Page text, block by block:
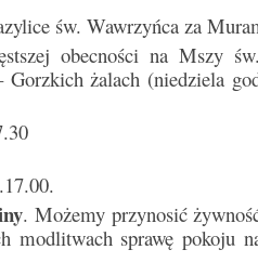
św. Wawrzyńca za
obecności na Mszy
Gorzkich żalach (niedziela
. Możemy przynosić
modlitwach sprawę pokoju